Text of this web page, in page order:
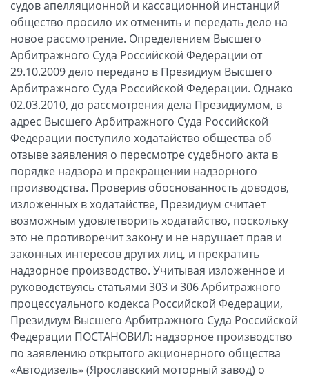
судов апелляционной и кассационной инстанций
общество просило их отменить и передать дело на
новое рассмотрение. Определением Высшего
Арбитражного Суда Российской Федерации от
29.10.2009 дело передано в Президиум Высшего
Арбитражного Суда Российской Федерации. Однако
02.03.2010, до рассмотрения дела Президиумом, в
адрес Высшего Арбитражного Суда Российской
Федерации поступило ходатайство общества об
отзыве заявления о пересмотре судебного акта в
порядке надзора и прекращении надзорного
производства. Проверив обоснованность доводов,
изложенных в ходатайстве, Президиум считает
возможным удовлетворить ходатайство, поскольку
это не противоречит закону и не нарушает прав и
законных интересов других лиц, и прекратить
надзорное производство. Учитывая изложенное и
руководствуясь статьями 303 и 306 Арбитражного
процессуального кодекса Российской Федерации,
Президиум Высшего Арбитражного Суда Российской
Федерации ПОСТАНОВИЛ: надзорное производство
по заявлению открытого акционерного общества
«Автодизель» (Ярославский моторный завод) о